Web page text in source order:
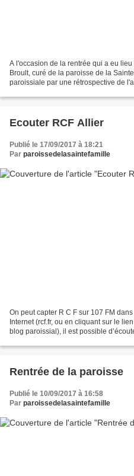
A l'occasion de la rentrée qui a eu
Broult, curé de la paroisse de la
paroissiale par une rétrospective de
Ecouter RCF Allier
Publié le 17/09/2017 à 18:21
Par paroissedelasaintefamille
On peut capter R C F sur 107 FM
Internet (rcf.fr, ou en cliquant sur le
blog paroissial), il est possible
Rentrée de la paroisse
Publié le 10/09/2017 à 16:58
Par paroissedelasaintefamille